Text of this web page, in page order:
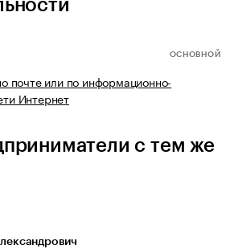
ОСНОВНОЙ
почте или по информационно-
Интернет
с тем же